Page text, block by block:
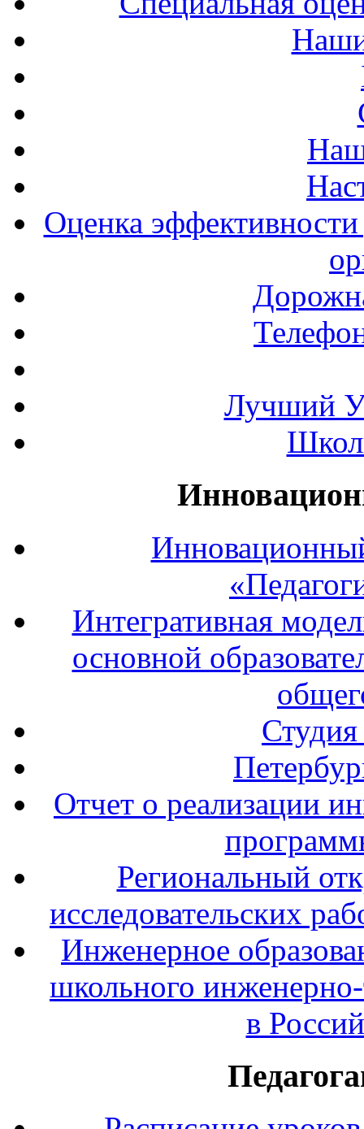
Оценка эффективности
Лучший
Интегративная
основной
Отчет о реализации
Региональный
исследовательских
Инженерное
школьного инженерно-
в